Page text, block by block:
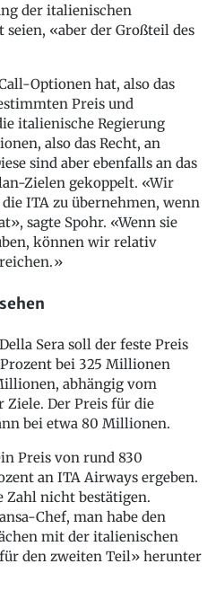
der italienischen
«aber der Großteil des
Optionen hat, also das
Preis und
italienische Regierung
also das Recht, an
sind aber ebenfalls an das
Zielen gekoppelt. «Wir
ITA zu übernehmen, wenn
sagte Spohr. «Wenn sie
können wir relativ
Sera soll der feste Preis
bei 325 Millionen
abhängig vom
Der Preis für die
bei etwa 80 Millionen.
Preis von rund 830
an ITA Airways ergeben.
Zahl nicht bestätigen.
Chef, man habe den
mit der italienischen
den zweiten Teil» herunter